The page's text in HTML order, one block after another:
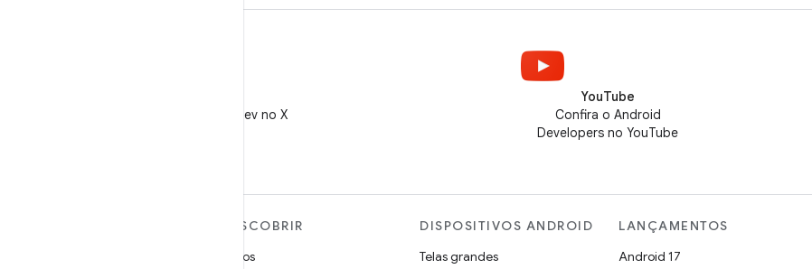
Siga @AndroidDev no X
YouTube
Confira o Android
Developers no YouTube
DESCOBRIR
Jogos
DISPOSITIVOS ANDROID
Telas grandes
LANÇAMENTOS
Android 17